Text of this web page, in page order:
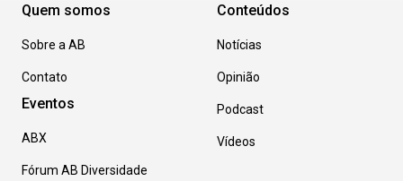
Quem somos
Sobre a AB
Contato
Eventos
ABX
Fórum AB Diversidade
Conteúdos
Notícias
Opinião
Podcast
Vídeos